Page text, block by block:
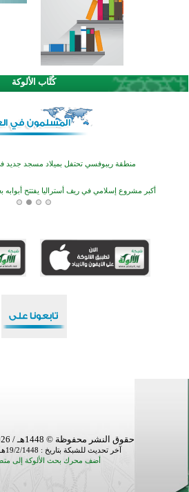
كُتَّاب الألوكة
تيسليتش تختتم برنامجا تعليميا لتعزيز القيم
انطلاق فعاليات "أيام مساجد إستولتس 2026" ببرنامج ديني وثقافي يمتد حتى أغسطس
أكثر من 400 طالب يشاركون في مسابقة المعلومات الإسلامية بأستراليا
افتتاح تاريخي لأول مسجد في بلييفليا بالجبل
القرآن والتربية في صدارة البرامج الصيفية للمسلمين في
تيسليتش تختتم برنامجا تعليميا لتعزيز القيم
حقوق النشر محفوظة © 1448هـ / 2026م لموقع
آخر تحديث للشبكة بتاريخ : 19/2/1448هـ - الساعة: 18:41
أضف محرك بحث الألوكة إلى